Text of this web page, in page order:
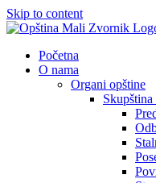
Skip to content
Početna
O nama
Organi opštine
Skupština